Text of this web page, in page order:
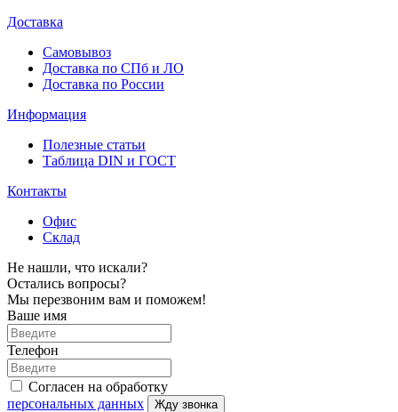
Доставка
Самовывоз
Доставка по СПб и ЛО
Доставка по России
Информация
Полезные статьи
Таблица DIN и ГОСТ
Контакты
Офис
Склад
Не нашли, что искали?
Остались вопросы?
Мы перезвоним вам и поможем!
Ваше имя
Телефон
Согласен на обработку
персональных данных
Жду звонка